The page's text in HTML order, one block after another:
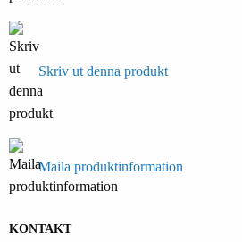
Skriv ut denna produkt
Maila produktinformation
KONTAKT